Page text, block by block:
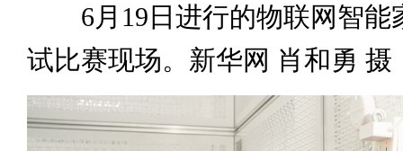
6月19日进行的物联网智能
试比赛现场。新华网 肖和勇 摄